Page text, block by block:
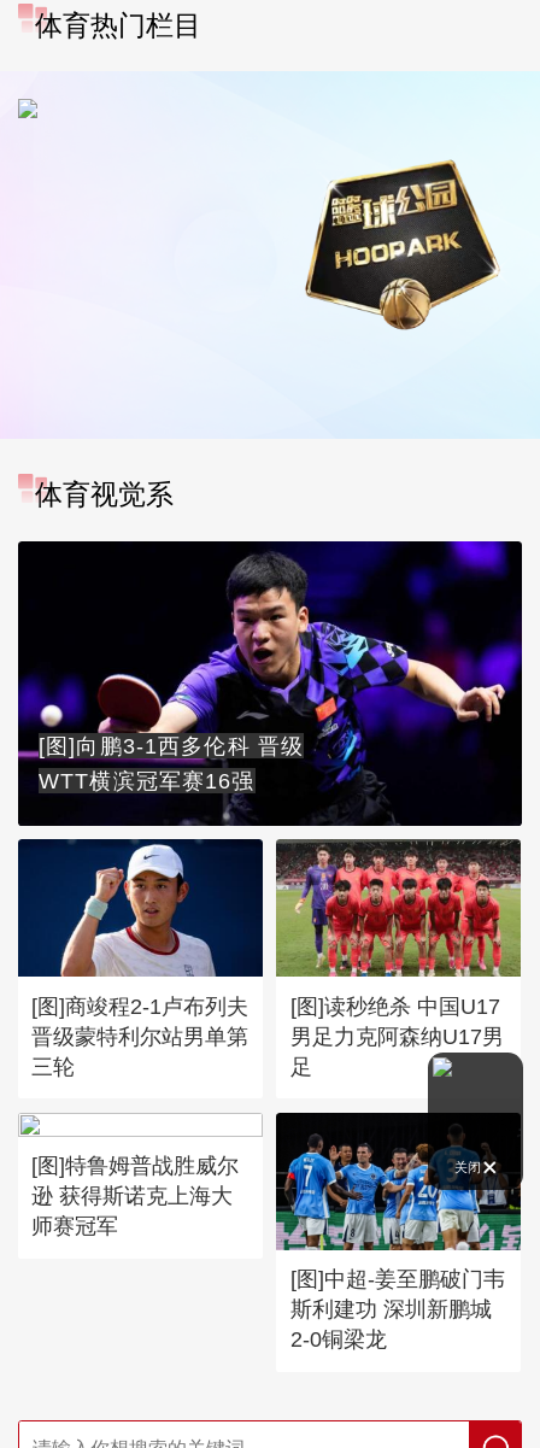
关闭
体育热门栏目
体育视觉系
[图]向鹏3-1西多伦科 晋级
WTT横滨冠军赛16强
[图]商竣程2-1卢布列夫
晋级蒙特利尔站男单第
三轮
[图]读秒绝杀 中国U17
男足力克阿森纳U17男
足
[图]特鲁姆普战胜威尔
逊 获得斯诺克上海大
师赛冠军
[图]中超-姜至鹏破门韦
斯利建功 深圳新鹏城
2-0铜梁龙